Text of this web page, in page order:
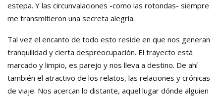
estepa. Y las circunvalaciones -como las rotondas- siempre
me transmitieron una secreta alegría.
Tal vez el encanto de todo esto reside en que nos generan
tranquilidad y cierta despreocupación. El trayecto está
marcado y limpio, es parejo y nos lleva a destino. De ahí
también el atractivo de los relatos, las relaciones y crónicas
de viaje. Nos acercan lo distante, aquel lugar dónde alguien